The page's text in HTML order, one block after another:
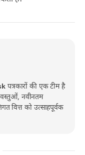
पत्रकारों की एक टीम है
वस्तुओं, नवीनतम
वित्त को उत्साहपूर्वक